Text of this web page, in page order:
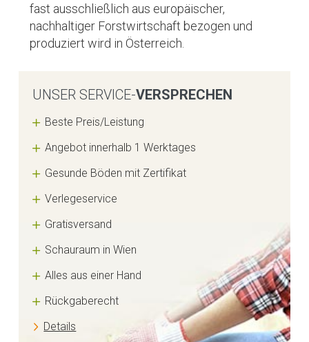
fast ausschließlich aus europäischer,
nachhaltiger Forstwirtschaft bezogen und
produziert wird in Österreich.
UNSER SERVICE-VERSPRECHEN
Beste Preis/Leistung
Angebot innerhalb 1 Werktages
Gesunde Böden mit Zertifikat
Verlegeservice
Gratisversand
Schauraum in Wien
Alles aus einer Hand
Rückgaberecht
Details